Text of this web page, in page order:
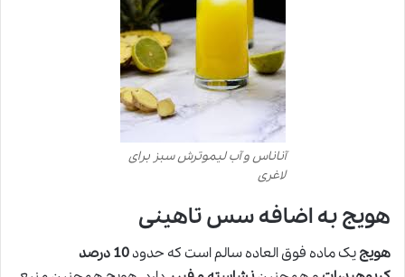
آناناس و آب لیموترش سبز برای
لاغری
هویج به اضافه سس تاهینی
هویجیک ماده فوق العاده سالم است که حدود
10 درصد